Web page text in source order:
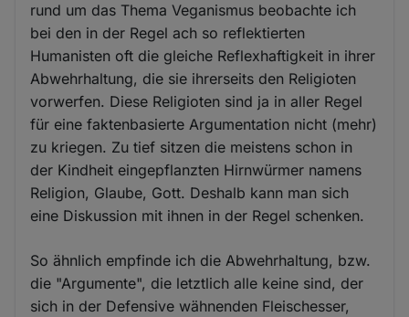
rund um das Thema Veganismus beobachte ich
bei den in der Regel ach so reflektierten
Humanisten oft die gleiche Reflexhaftigkeit in ihrer
Abwehrhaltung, die sie ihrerseits den Religioten
vorwerfen. Diese Religioten sind ja in aller Regel
für eine faktenbasierte Argumentation nicht (mehr)
zu kriegen. Zu tief sitzen die meistens schon in
der Kindheit eingepflanzten Hirnwürmer namens
Religion, Glaube, Gott. Deshalb kann man sich
eine Diskussion mit ihnen in der Regel schenken.
So ähnlich empfinde ich die Abwehrhaltung, bzw.
die "Argumente", die letztlich alle keine sind, der
sich in der Defensive wähnenden Fleischesser,